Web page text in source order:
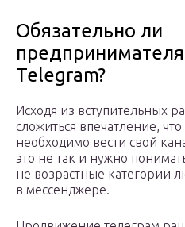
Обязательно ли
Telegram?
Исходя из вступительных
сложиться впечатление,
необходимо вести свой
это не так и нужно
не возрастные категории
в мессенджере.